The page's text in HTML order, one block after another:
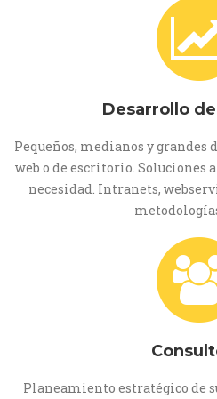
Desarrollo
Pequeños, medianos y
web o de escritorio. Soluciones
necesidad. Intranets,
Planeamiento estratégico de